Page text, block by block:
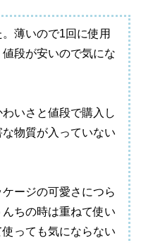
薄いので1回に使用
段が安いので気にな
いさと値段で購入し
物質が入っていない
ージの可愛さにつら
ちの時は重ねて使い
っても気にならない